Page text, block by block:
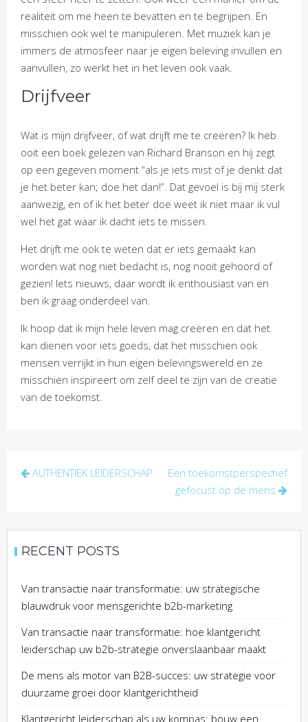
realiteit om me heen te bevatten en te begrijpen. En
misschien ook wel te manipuleren. Met muziek kan je
immers de atmosfeer naar je eigen beleving invullen en
aanvullen, zo werkt het in het leven ook vaak.
Drijfveer
Wat is mijn drijfveer, of wat drijft me te creëren? Ik heb
ooit een boek gelezen van Richard Branson en hij zegt
op een gegeven moment “als je iets mist of je denkt dat
je het beter kan; doe het dan!”. Dat gevoel is bij mij sterk
aanwezig, en of ik het beter doe weet ik niet maar ik vul
wel het gat waar ik dacht iets te missen.
Het drijft me ook te weten dat er iets gemaakt kan
worden wat nog niet bedacht is, nog nooit gehoord of
gezien! Iets nieuws, daar wordt ik enthousiast van en
ben ik graag onderdeel van.
Ik hoop dat ik mijn hele leven mag creëren en dat het
kan dienen voor iets goeds, dat het misschien ook
mensen verrijkt in hun eigen belevingswereld en ze
misschien inspireert om zelf deel te zijn van de creatie
van de toekomst.
Post
AUTHENTIEK LEIDERSCHAP
Een toekomstperspectief
gefocust op de mens
RECENT POSTS
Van transactie naar transformatie: uw strategische
blauwdruk voor mensgerichte b2b-marketing
Van transactie naar transformatie: hoe klantgericht
leiderschap uw b2b-strategie onverslaanbaar maakt
De mens als motor van B2B-succes: uw strategie voor
duurzame groei door klantgerichtheid
Klantgericht leiderschap als uw kompas: bouw een